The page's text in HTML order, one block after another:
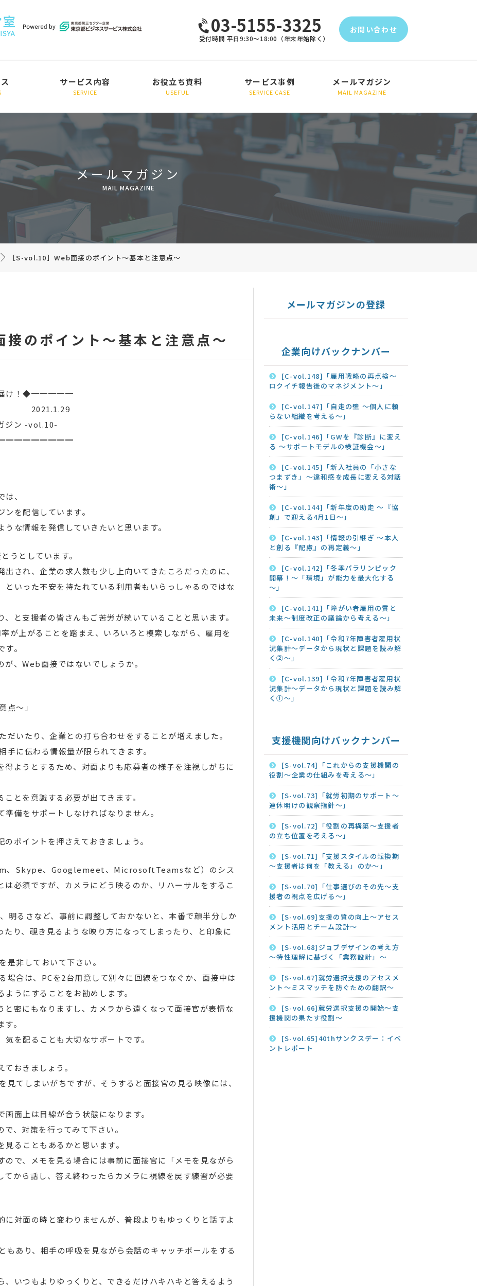
03-5155-3325
受付時間 平日9:30～18:00（年末年始除く）
お問い合わせ
サービス内容
SERVICE
採用支援
定着支援
総合コンサルティング
研修・その他
お役立ち資料
USEFUL
サービス事例
SERVICE CASE
メールマガジン
MAIL MAGAZINE
メールマガジン
MAIL MAGAZINE
［S-vol.10］Web面接のポイント～基本と注意点～
のポイント～基本と注意点～
届け！◆━━━━━
社 2021.1.29
ジン -vol.10-
、
を配信しています。
な情報を発信していきたいと思います。
うとしています。
され、企業の求人数も少し上向いてきたころだったのに、
といった不安を持たれている利用者もいらっしゃるのではな
と支援者の皆さんもご苦労が続いていることと思います。
が上がることを踏まえ、いろいろと模索しながら、雇用を
。
、Web面接ではないでしょうか。
点～」
いたり、企業との打ち合わせをすることが増えました。
に伝わる情報量が限られてきます。
得ようとするため、対面よりも応募者の様子を注視しがちに
とを意識する必要が出てきます。
備をサポートしなければなりません。
ポイントを押さえておきましょう。
、Skype、Googlemeet、MicrosoftTeamsなど）のシス
は必須ですが、カメラにどう映るのか、リハーサルをするこ
明るさなど、事前に調整しておかないと、本番で顔半分しか
り、覗き見るような映り方になってしまったり、と印象に
非しておいて下さい。
場合は、PCを2台用意して別々に回線をつなぐか、面接中は
うにすることをお勧めします。
と密にもなりますし、カメラから遠くなって面接官が表情な
。
を配ることも大切なサポートです。
おきましょう。
てしまいがちですが、そうすると面接官の見る映像には、
面上は目線が合う状態になります。
、対策を行ってみて下さい。
ることもあるかと思います。
ので、メモを見る場合には事前に面接官に「メモを見ながら
から話し、答え終わったらカメラに視線を戻す練習が必要
対面の時と変わりませんが、普段よりもゆっくりと話すよ
もあり、相手の呼吸を見ながら会話のキャッチボールをする
いつもよりゆっくりと、できるだけハキハキと答えるよう
メールマガジンの登録
企業向けバックナンバー
[C-vol.148]「雇用戦略の再点検～
ロクイチ報告後のマネジメント～」
[C-vol.147]「自走の壁 ～個人に頼
らない組織を考える～」
[C-vol.146]「GWを『診断』に変え
る ～サポートモデルの検証機会～」
[C-vol.145]「新入社員の「小さな
つまずき」～違和感を成長に変える対話
術～」
[C-vol.144]「新年度の助走 ～『協
創』で迎える4月1日～」
[C-vol.143]「情報の引継ぎ ～本人
と創る『配慮』の再定義～」
[C-vol.142]「冬季パラリンピック
開幕！～「環境」が能力を最大化する
～」
[C-vol.141]「障がい者雇用の質と
未来～制度改正の議論から考える～」
[C-vol.140]「令和7年障害者雇用状
況集計～データから現状と課題を読み解
く②～」
[C-vol.139]「令和7年障害者雇用状
況集計～データから現状と課題を読み解
く①～」
支援機関向けバックナンバー
[S-vol.74]「これからの支援機関の
役割～企業の仕組みを考える～」
[S-vol.73]「就労初期のサポート～
連休明けの観察指針～」
[S-vol.72]「役割の再構築～支援者
の立ち位置を考える～」
[S-vol.71]「支援スタイルの転換期
～支援者は何を「教える」のか～」
[S-vol.70]「仕事選びのその先～支
援者の視点を広げる～」
[S-vol.69]支援の質の向上～アセス
メント活用とチーム設計～
[S-vol.68]ジョブデザインの考え方
～特性理解に基づく「業務設計」～
[S-vol.67]就労選択支援のアセスメ
ント～ミスマッチを防ぐための翻訳～
[S-vol.66]就労選択支援の開始～支
援機関の果たす役割～
[S-vol.65]40thサンクスデー：イベ
ントレポート